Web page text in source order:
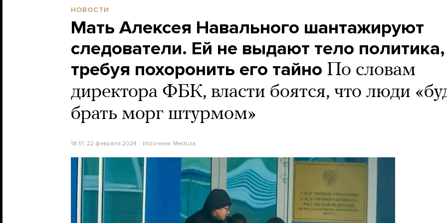
НОВОСТИ
Мать Алексея Навального шантажируют
следователи. Ей не выдают тело политика,
требуя похоронить его тайно По словам
директора ФБК, власти боятся, что люди
брать морг штурмом»
18:51, 22 февраля 2024 Источник: Meduza